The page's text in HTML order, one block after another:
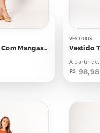
Vestido Tubo Com Mangas Bege Amêndoa
VESTIDOS
A partir de:
R$ 98,98